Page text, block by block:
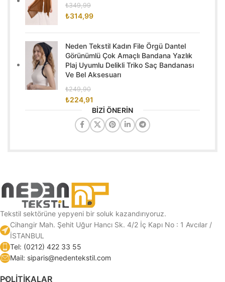
₺349,99
₺314,99
Neden Tekstil Kadın File Örgü Dantel
Görünümlü Çok Amaçlı Bandana Yazlık
Plaj Uyumlu Delikli Triko Saç Bandanası
Ve Bel Aksesuarı
₺249,90
₺224,91
BİZİ ÖNERİN
Tekstil sektörüne yepyeni bir soluk kazandırıyoruz.
Cihangir Mah. Şehit Uğur Hancı Sk. 4/2 İç Kapı No : 1 Avcılar /
İSTANBUL
Tel: (0212) 422 33 55
Mail: siparis@nedentekstil.com
POLİTİKALAR